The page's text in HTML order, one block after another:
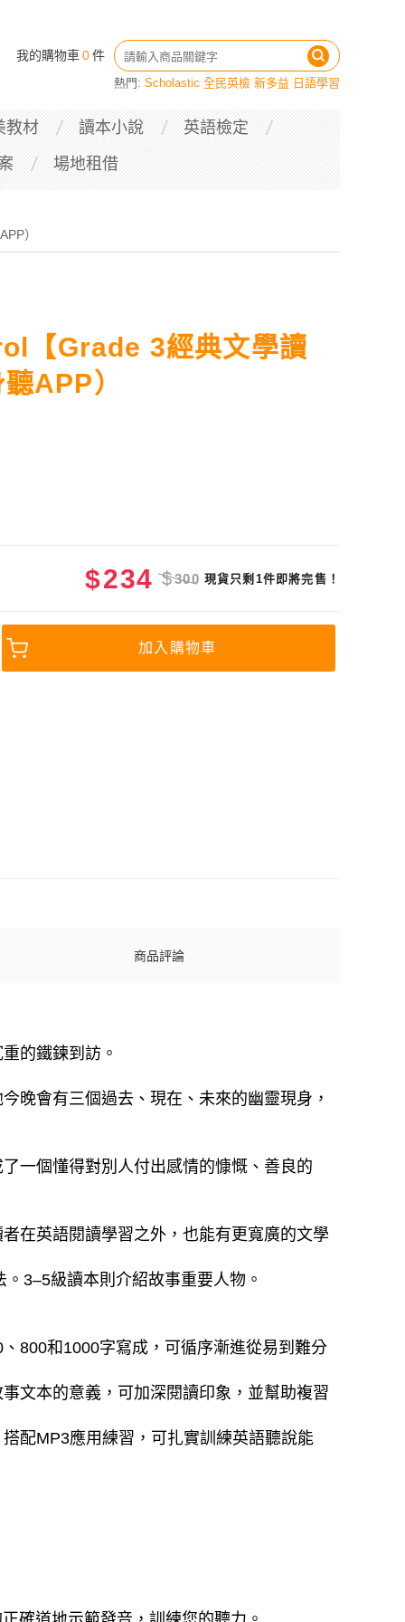
我的購物車 0件
熱門: Scholastic 全民英檢 新多益 日語學習
教材 讀本小說
英語檢定
場地租借
）
【Grade 3經典文學讀
APP）
$234 $300 現貨只剩1件即將完售！
加入購物車
商品評論
的鐵鍊到訪。
晚會有三個過去、現在、未來的幽靈現身，
一個懂得對別人付出感情的慷慨、善良的
在英語閱讀學習之外，也能有更寬廣的文學
3–5級讀本則介紹故事重要人物。
800和1000字寫成，可循序漸進從易到難分
文本的意義，可加深閱讀印象，並幫助複習
配MP3應用練習，可扎實訓練英語聽說能